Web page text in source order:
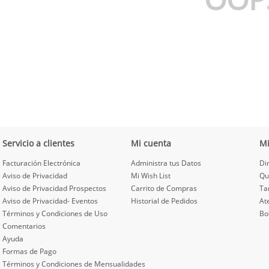
Servicio a clientes
Facturación Electrónica
Aviso de Privacidad
Aviso de Privacidad Prospectos
Aviso de Privacidad- Eventos
Términos y Condiciones de Uso
Comentarios
Ayuda
Formas de Pago
Términos y Condiciones de Mensualidades
Mi cuenta
Administra tus Datos
Mi Wish List
Carrito de Compras
Historial de Pedidos